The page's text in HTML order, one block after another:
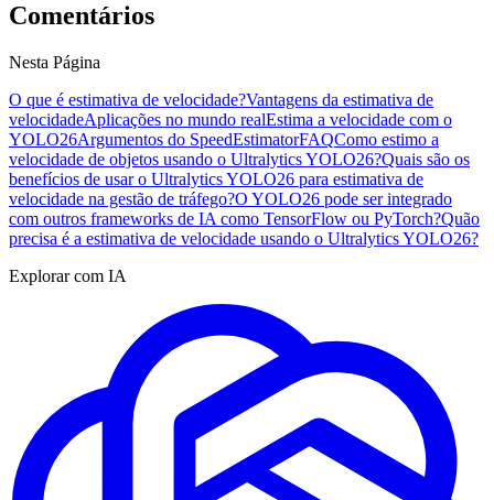
Comentários
Nesta Página
O que é estimativa de velocidade?Vantagens da estimativa de
velocidadeAplicações no mundo realEstima a velocidade com o
YOLO26Argumentos do SpeedEstimatorFAQComo estimo a
velocidade de objetos usando o Ultralytics YOLO26?Quais são os
benefícios de usar o Ultralytics YOLO26 para estimativa de
velocidade na gestão de tráfego?O YOLO26 pode ser integrado
com outros frameworks de IA como TensorFlow ou PyTorch?Quão
precisa é a estimativa de velocidade usando o Ultralytics YOLO26?
Explorar com IA